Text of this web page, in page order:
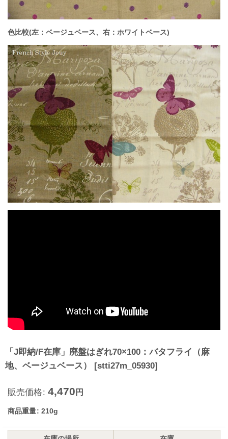
色比較(左：ベージュベース、右：ホワイトベース)
「J即納/F在庫」廃盤はぎれ70×100：バタフライ（麻
地、ベージュベース）
[stti27m_05930]
販売価格: 4,470 円
商品重量: 210g